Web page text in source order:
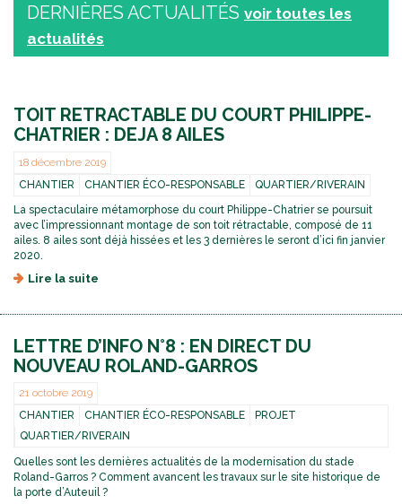
DERNIÈRES ACTUALITÉS voir toutes les
actualités
TOIT RETRACTABLE DU COURT PHILIPPE-
CHATRIER : DEJA 8 AILES
18 décembre 2019
CHANTIER
CHANTIER ÉCO-RESPONSABLE QUARTIER/RIVERAIN
La spectaculaire métamorphose du court Philippe-Chatrier se poursuit
avec l’impressionnant montage de son toit rétractable, composé de 11
ailes. 8 ailes sont déjà hissées et les 3 dernières le seront d’ici fin janvier
2020.
Lire la suite
I
T
R
R
A
C
T
A
LETTRE D’INFO N°8 : EN DIRECT DU
NOUVEAU ROLAND-GARROS
21 octobre 2019
CHANTIER
CHANTIER ÉCO-RESPONSABLE
PROJET
QUARTIER/RIVERAIN
Quelles sont les dernières actualités de la modernisation du stade
Roland-Garros ? Comment avancent les travaux sur le site historique de
la porte d’Auteuil ?